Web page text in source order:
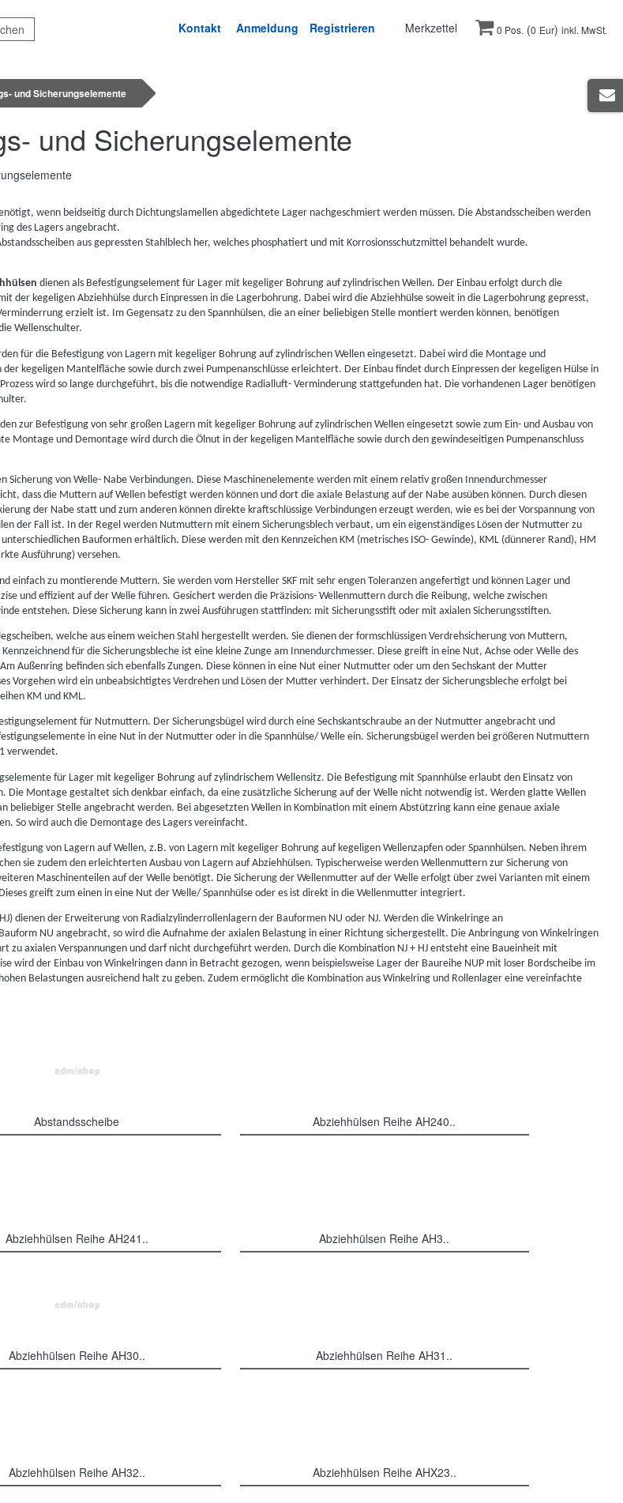
Kontakt Anmeldung Registrieren Merkzettel 0 Pos. (0 Eur) inkl. MwSt.
und Sicherungselemente
und Sicherungselemente
wenn beidseitig durch Dichtungslamellen abgedichtete Lager nachgeschmiert werden müssen. Die Abstandsscheiben werden
des Lagers angebracht.
aus gepressten Stahlblech her, welches phosphatiert und mit Korrosionsschutzmittel behandelt wurde.
dienen als Befestigungselement für Lager mit kegeliger Bohrung auf zylindrischen Wellen. Der Einbau erfolgt durch die
der kegeligen Abziehhülse durch Einpressen in die Lagerbohrung. Dabei wird die Abziehhülse soweit in die Lagerbohrung gepresst,
erzielt ist. Im Gegensatz zu den Spannhülsen, die an einer beliebigen Stelle montiert werden können, benötigen
Wellenschulter.
für die Befestigung von Lagern mit kegeliger Bohrung auf zylindrischen Wellen eingesetzt. Dabei wird die Montage und
kegeligen Mantelfläche sowie durch zwei Pumpenanschlüsse erleichtert. Der Einbau findet durch Einpressen der kegeligen Hülse in
wird so lange durchgeführt, bis die notwendige Radialluft- Verminderung stattgefunden hat. Die vorhandenen Lager benötigen
zur Befestigung von sehr großen Lagern mit kegeliger Bohrung auf zylindrischen Wellen eingesetzt sowie zum Ein- und Ausbau von
Montage und Demontage wird durch die Ölnut in der kegeligen Mantelfläche sowie durch den gewindeseitigen Pumpenanschluss
Sicherung von Welle- Nabe Verbindungen. Diese Maschinenelemente werden mit einem relativ großen Innendurchmesser
dass die Muttern auf Wellen befestigt werden können und dort die axiale Belastung auf der Nabe ausüben können. Durch diesen
der Nabe statt und zum anderen können direkte kraftschlüssige Verbindungen erzeugt werden, wie es bei der Vorspannung von
der Fall ist. In der Regel werden Nutmuttern mit einem Sicherungsblech verbaut, um ein eigenständiges Lösen der Nutmutter zu
Bauformen erhältlich. Diese werden mit den Kennzeichen KM (metrisches ISO- Gewinde), KML (dünnerer Rand), HM
Ausführung) versehen.
einfach zu montierende Muttern. Sie werden vom Hersteller SKF mit sehr engen Toleranzen angefertigt und können Lager und
und effizient auf der Welle führen. Gesichert werden die Präzisions- Wellenmuttern durch die Reibung, welche zwischen
entstehen. Diese Sicherung kann in zwei Ausführugen stattfinden: mit Sicherungsstift oder mit axialen Sicherungsstiften.
welche aus einem weichen Stahl hergestellt werden. Sie dienen der formschlüssigen Verdrehsicherung von Muttern,
für die Sicherungsbleche ist eine kleine Zunge am Innendurchmesser. Diese greift in eine Nut, Achse oder Welle des
Außenring befinden sich ebenfalls Zungen. Diese können in eine Nut einer Nutmutter oder um den Sechskant der Mutter
Vorgehen wird ein unbeabsichtigtes Verdrehen und Lösen der Mutter verhindert. Der Einsatz der Sicherungsbleche erfolgt bei
KM und KML.
für Nutmuttern. Der Sicherungsbügel wird durch eine Sechskantschraube an der Nutmutter angebracht und
in eine Nut in der Nutmutter oder in die Spannhülse/ Welle ein. Sicherungsbügel werden bei größeren Nutmuttern
verwendet.
für Lager mit kegeliger Bohrung auf zylindrischem Wellensitz. Die Befestigung mit Spannhülse erlaubt den Einsatz von
Die Montage gestaltet sich denkbar einfach, da eine zusätzliche Sicherung auf der Welle nicht notwendig ist. Werden glatte Wellen
beliebiger Stelle angebracht werden. Bei abgesetzten Wellen in Kombination mit einem Abstützring kann eine genaue axiale
So wird auch die Demontage des Lagers vereinfacht.
von Lagern auf Wellen, z.B. von Lagern mit kegeliger Bohrung auf kegeligen Wellenzapfen oder Spannhülsen. Neben ihrem
sie zudem den erleichterten Ausbau von Lagern auf Abziehhülsen. Typischerweise werden Wellenmuttern zur Sicherung von
Maschinenteilen auf der Welle benötigt. Die Sicherung der Wellenmutter auf der Welle erfolgt über zwei Varianten mit einem
greift zum einen in eine Nut der Welle/ Spannhülse oder es ist direkt in die Wellenmutter integriert.
dienen der Erweiterung von Radialzylinderrollenlagern der Bauformen NU oder NJ. Werden die Winkelringe an
NU angebracht, so wird die Aufnahme der axialen Belastung in einer Richtung sichergestellt. Die Anbringung von Winkelringen
zu axialen Verspannungen und darf nicht durchgeführt werden. Durch die Kombination NJ + HJ entsteht eine Baueinheit mit
wird der Einbau von Winkelringen dann in Betracht gezogen, wenn beispielsweise Lager der Baureihe NUP mit loser Bordscheibe im
Belastungen ausreichend halt zu geben. Zudem ermöglicht die Kombination aus Winkelring und Rollenlager eine vereinfachte
Abstandsscheibe Abziehhülsen Reihe AH240..
Abziehhülsen Reihe AH241.. Abziehhülsen Reihe AH3..
Abziehhülsen Reihe AH30.. Abziehhülsen Reihe AH31..
Abziehhülsen Reihe AH32.. Abziehhülsen Reihe AHX23..